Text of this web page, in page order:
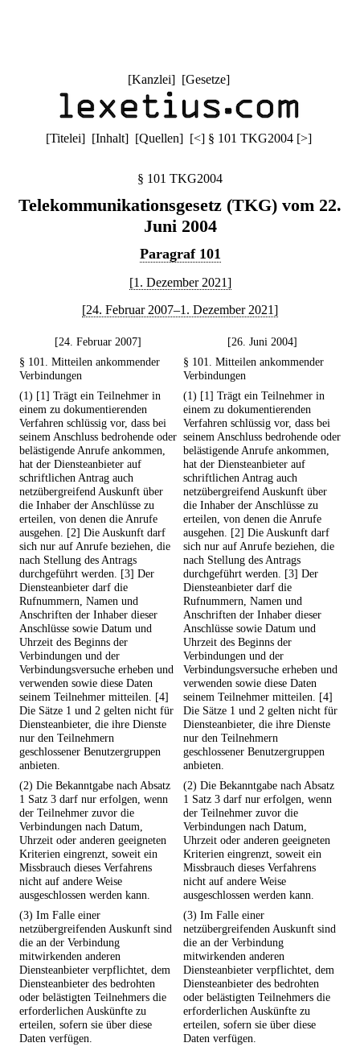
[Kanzlei] [Gesetze]
[Titelei] [Inhalt] [Quellen] [<] § 101 TKG2004 [>]
§ 101 TKG2004
Telekommunikationsgesetz (TKG) vom 22.
Juni 2004
Paragraf 101
[1. Dezember 2021]
[24. Februar 2007–1. Dezember 2021]
[24. Februar 2007]
[26. Juni 2004]
§ 101. Mitteilen ankommender
Verbindungen
§ 101. Mitteilen ankommender
Verbindungen
(1) [1] Trägt ein Teilnehmer in
einem zu dokumentierenden
Verfahren schlüssig vor, dass bei
seinem Anschluss bedrohende oder
belästigende Anrufe ankommen,
hat der Diensteanbieter auf
schriftlichen Antrag auch
netzübergreifend Auskunft über
die Inhaber der Anschlüsse zu
erteilen, von denen die Anrufe
ausgehen. [2] Die Auskunft darf
sich nur auf Anrufe beziehen, die
nach Stellung des Antrags
durchgeführt werden. [3] Der
Diensteanbieter darf die
Rufnummern, Namen und
Anschriften der Inhaber dieser
Anschlüsse sowie Datum und
Uhrzeit des Beginns der
Verbindungen und der
Verbindungsversuche erheben und
verwenden sowie diese Daten
seinem Teilnehmer mitteilen. [4]
Die Sätze 1 und 2 gelten nicht für
Diensteanbieter, die ihre Dienste
nur den Teilnehmern
geschlossener Benutzergruppen
anbieten.
(1) [1] Trägt ein Teilnehmer in
einem zu dokumentierenden
Verfahren schlüssig vor, dass bei
seinem Anschluss bedrohende oder
belästigende Anrufe ankommen,
hat der Diensteanbieter auf
schriftlichen Antrag auch
netzübergreifend Auskunft über
die Inhaber der Anschlüsse zu
erteilen, von denen die Anrufe
ausgehen. [2] Die Auskunft darf
sich nur auf Anrufe beziehen, die
nach Stellung des Antrags
durchgeführt werden. [3] Der
Diensteanbieter darf die
Rufnummern, Namen und
Anschriften der Inhaber dieser
Anschlüsse sowie Datum und
Uhrzeit des Beginns der
Verbindungen und der
Verbindungsversuche erheben und
verwenden sowie diese Daten
seinem Teilnehmer mitteilen. [4]
Die Sätze 1 und 2 gelten nicht für
Diensteanbieter, die ihre Dienste
nur den Teilnehmern
geschlossener Benutzergruppen
anbieten.
(2) Die Bekanntgabe nach Absatz
1 Satz 3 darf nur erfolgen, wenn
der Teilnehmer zuvor die
Verbindungen nach Datum,
Uhrzeit oder anderen geeigneten
Kriterien eingrenzt, soweit ein
Missbrauch dieses Verfahrens
nicht auf andere Weise
ausgeschlossen werden kann.
(2) Die Bekanntgabe nach Absatz
1 Satz 3 darf nur erfolgen, wenn
der Teilnehmer zuvor die
Verbindungen nach Datum,
Uhrzeit oder anderen geeigneten
Kriterien eingrenzt, soweit ein
Missbrauch dieses Verfahrens
nicht auf andere Weise
ausgeschlossen werden kann.
(3) Im Falle einer
netzübergreifenden Auskunft sind
die an der Verbindung
mitwirkenden anderen
Diensteanbieter verpflichtet, dem
Diensteanbieter des bedrohten
oder belästigten Teilnehmers die
erforderlichen Auskünfte zu
erteilen, sofern sie über diese
Daten verfügen.
(3) Im Falle einer
netzübergreifenden Auskunft sind
die an der Verbindung
mitwirkenden anderen
Diensteanbieter verpflichtet, dem
Diensteanbieter des bedrohten
oder belästigten Teilnehmers die
erforderlichen Auskünfte zu
erteilen, sofern sie über diese
Daten verfügen.